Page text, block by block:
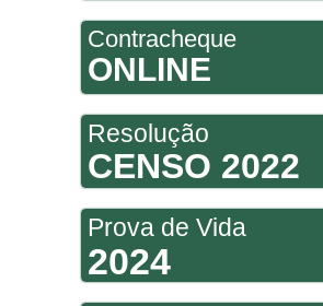
Contracheque
ONLINE
Resolução
CENSO 2022
Prova de Vida
2024